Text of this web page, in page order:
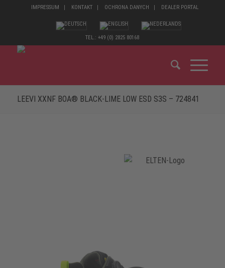
IMPRESSUM KONTAKT OCHRONA DANYCH DEALER PORTAL
TEL.: +49 (0) 2825 80168
LEEVI XXNF BOA® BLACK-LIME LOW ESD S3S – 724841